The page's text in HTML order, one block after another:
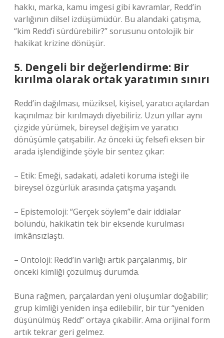
hakkı, marka, kamu imgesi gibi kavramlar, Redd’in
varlığının dilsel izdüşümüdür. Bu alandaki çatışma,
“kim Redd’i sürdürebilir?” sorusunu ontolojik bir
hakikat krizine dönüşür.
5. Dengeli bir değerlendirme: Bir
kırılma olarak ortak yaratımın sınırı
Redd’in dağılması, müziksel, kişisel, yaratıcı açılardan
kaçınılmaz bir kırılmaydı diyebiliriz. Uzun yıllar aynı
çizgide yürümek, bireysel değişim ve yaratıcı
dönüşümle çatışabilir. Az önceki üç felsefi eksen bir
arada işlendiğinde şöyle bir sentez çıkar:
– Etik: Emeği, sadakati, adaleti koruma isteği ile
bireysel özgürlük arasında çatışma yaşandı.
– Epistemoloji: “Gerçek söylem”e dair iddialar
bölündü, hakikatin tek bir eksende kurulması
imkânsızlaştı.
– Ontoloji: Redd’in varlığı artık parçalanmış, bir
önceki kimliği çözülmüş durumda.
Buna rağmen, parçalardan yeni oluşumlar doğabilir;
grup kimliği yeniden inşa edilebilir, bir tür “yeniden
düşünülmüş Redd” ortaya çıkabilir. Ama orijinal form
artık tekrar geri gelmez.